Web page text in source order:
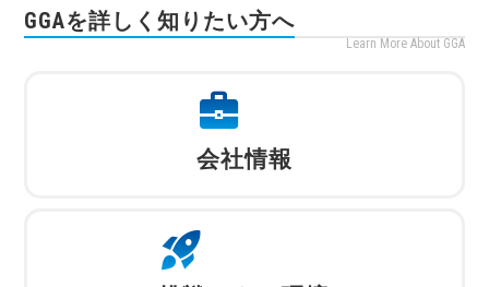
GGAを詳しく知りたい方へ
Learn More About GGA
business_center
会社情報
rocket_launch